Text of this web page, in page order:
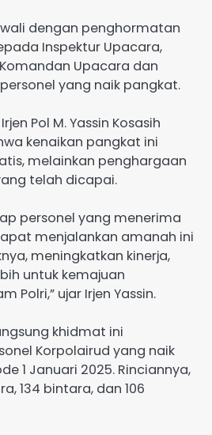
dengan penghormatan
Inspektur Upacara,
Upacara dan
yang naik pangkat.
Pol M. Yassin Kosasih
kenaikan pangkat ini
melainkan penghargaan
telah dicapai.
personel yang menerima
menjalankan amanah ini
meningkatkan kinerja,
untuk kemajuan
Polri,” ujar Irjen Yassin.
khidmat ini
Korpolairud yang naik
1 Januari 2025. Rinciannya,
134 bintara, dan 106